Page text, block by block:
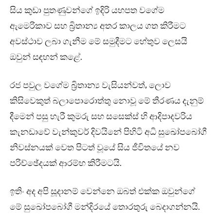
සිය කුඩා පුතණුවන්ගේ ඉදිරි යහපත වගේම
ඇමෙරිකාව සහ බ්‍රිතාන්‍ය අතර කාලය ගත කිරීමට
අවස්ථාව ලබා ගැනීම මේ සමුදීමට හේතුව ලෙසයි
ඔවුන් සඳහන් කළේ.
රජ පවුල වගේම බ්‍රිතාන්‍ය වැසියන්වත්, ලොව
කිසිවෙකුත් බලාපොරොත්තු නොවූ මේ තීරණය දැනුම්
දීමෙන් පසු හැරී කුමරු සහ සසෙක්ස් හි ආදිපාදවරිය
කැනඩාවේ වැන්කුවර් දිවයිනේ පිහිටි අධි සුඛෝපබෝගී
නිවස්නයක් වෙත පිටත් වූයේ සිය ජීවිතයේ නව
පරිච්ඡේදයක් ආරම්භ කිරීමටයි.
ඉතිං අද අපි සූදානම් වෙන්නෙ ඔබත් එක්ක ඔවුන්ගේ
මේ සුඛෝපබෝගී මන්දිරයේ තොරතුරු බෙදාගන්නයි.